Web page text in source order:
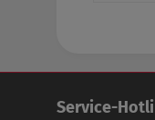
Service-